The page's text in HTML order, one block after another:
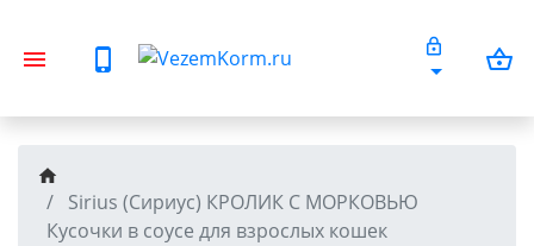
Sirius (Сириус) КРОЛИК С МОРКОВЬЮ
Кусочки в соусе для взрослых кошек